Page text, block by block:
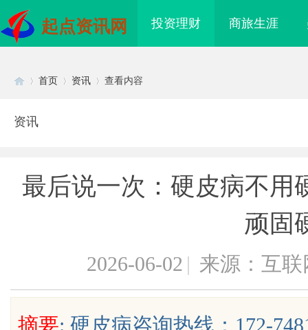
起点资讯网 投资理财 商旅生涯
首页 资讯 查看内容
资讯
最后说一次：硬皮病不用
顽固
2026-06-02 | 来源：互联
摘要: 硬皮病咨询热线：172-